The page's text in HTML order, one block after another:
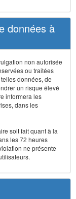
données à
non autorisée
ou traitées
données, de
un risque élevé
informera les
dans les
soit fait quant à la
les 72 heures
ne présente